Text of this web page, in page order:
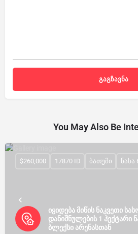
You May Also Be
იყიდება მიწის ნაკვეთი
დანიშნულების 1 ჰექტარი
ბლექსი არენასთან
$260,000 17870 ID ბათუმი ნახა